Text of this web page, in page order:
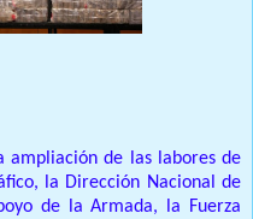
ampliación de las labores de
la Dirección Nacional de
de la Armada, la Fuerza